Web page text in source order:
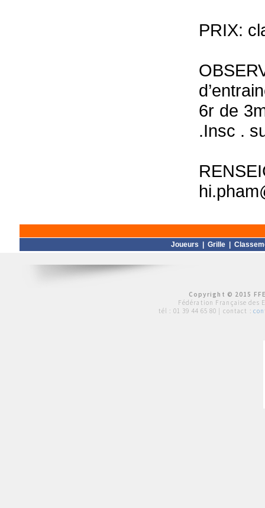
PRIX:
6r de
.Insc .
Joueurs Grille
Copyright © 2015
Fédération Française des
tél : 01 39 44 65 80 | contact :